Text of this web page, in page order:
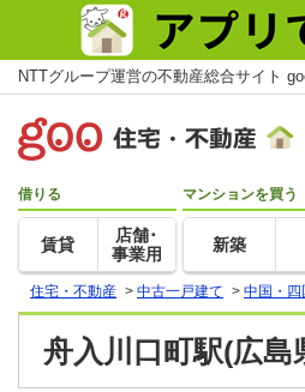
NTTグループ運営の不動産総合サイト
借りる
賃貸
店舗･
事業用
マンションを買う
新築
住宅・不動産 > 中古一戸建て > 中国・四
舟入川口町駅(広